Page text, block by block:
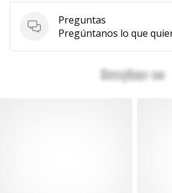
Preguntas
Preguntas
Pregúntanos lo que